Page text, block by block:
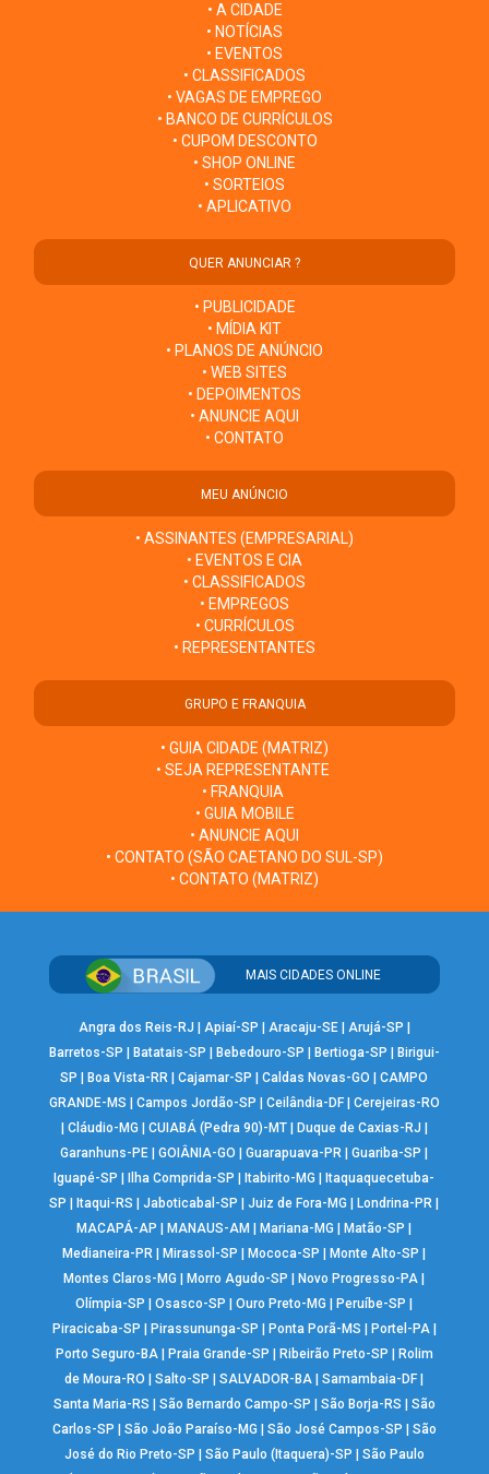
• A CIDADE
• NOTÍCIAS
• EVENTOS
• CLASSIFICADOS
• VAGAS DE EMPREGO
• BANCO DE CURRÍCULOS
• CUPOM DESCONTO
• SHOP ONLINE
• SORTEIOS
• APLICATIVO
QUER ANUNCIAR ?
• PUBLICIDADE
• MÍDIA KIT
• PLANOS DE ANÚNCIO
• WEB SITES
• DEPOIMENTOS
• ANUNCIE AQUI
• CONTATO
MEU ANÚNCIO
• ASSINANTES (EMPRESARIAL)
• EVENTOS E CIA
• CLASSIFICADOS
• EMPREGOS
• CURRÍCULOS
• REPRESENTANTES
GRUPO E FRANQUIA
• GUIA CIDADE (MATRIZ)
• SEJA REPRESENTANTE
• FRANQUIA
• GUIA MOBILE
• ANUNCIE AQUI
• CONTATO (SÃO CAETANO DO SUL-SP)
• CONTATO (MATRIZ)
MAIS CIDADES ONLINE
Angra dos Reis-RJ Apiaí-SP Aracaju-SE| Arujá-SP
Barretos-SP
Batatais-SP Bebedouro-SP Bertioga-SP
Birigui-
SP
Boa Vista-RR |Cajamar-SP |Caldas Novas-GO |CAMPO
GRANDE-MS
Campos Jordão-SP Ceilândia-DF| Cerejeiras-RO
Cláudio-MG CUIABÁ (Pedra 90)-MT| Duque de Caxias-RJ
Garanhuns-PE |GOIÂNIA-GO |Guarapuava-PR |Guariba-SP
Iguapé-SP
Ilha Comprida-SP Itabirito-MG
Itaquaquecetuba-
SP
Itaqui-RS |Jaboticabal-SP |Juiz de Fora-MG Londrina-PR
MACAPÁ-AP
MANAUS-AM Mariana-MG Matão-SP
Medianeira-PR
Mirassol-SP Mococa-SP Monte Alto-SP
Montes Claros-MG
Morro Agudo-SP Novo Progresso-PA
Olímpia-SP
|Osasco-SP |Ouro Preto-MG Peruíbe-SP
Piracicaba-SP
Pirassununga-SP Ponta Porã-MS Portel-PA|
Porto Seguro-BA| Praia Grande-SP Ribeirão Preto-SP
Rolim
de Moura-RO
|Salto-SP |SALVADOR-BA |Samambaia-DF
Santa Maria-RS
São Bernardo Campo-SP São Borja-RS
São
Carlos-SP
São João Paraíso-MG São José Campos-SP
São
José do Rio Preto-SP
São Paulo (Itaquera)-SP
São Paulo